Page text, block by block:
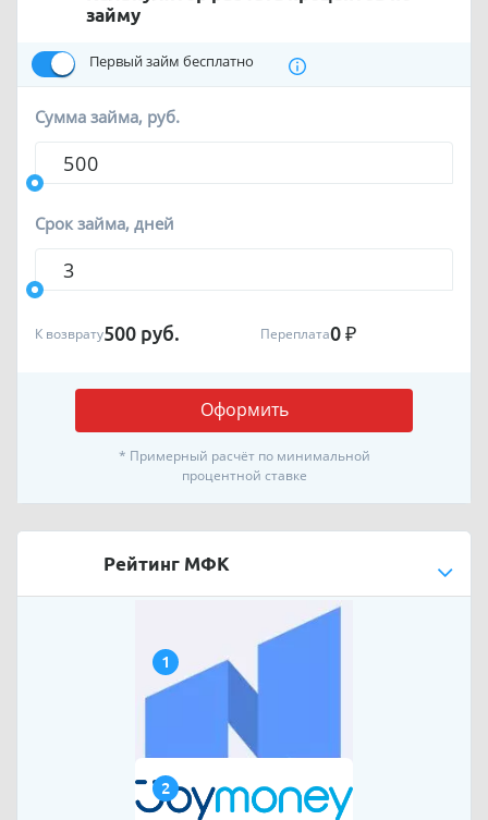
займу
Первый займ бесплатно
Сумма займа, руб.
Срок займа, дней
Оформить
К возврату500 руб. Переплата0 ₽
* Примерный расчёт по минимальной
процентной ставке
Рейтинг МФК
1
2